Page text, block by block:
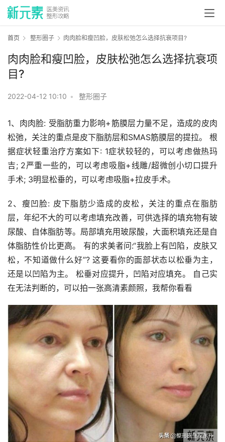
首页 整形圈子 肉肉脸和瘦凹脸，皮肤松弛怎么选择抗衰项目?
肉肉脸和瘦凹脸，皮肤松弛怎么选择抗衰项
目?
2022-04-12 10:10 • 整形圈子
1、肉肉脸: 受脂肪重力影响+筋膜层力量不足，造成的皮肉
松弛，关注的重点是皮下脂肪层和SMAS筋膜层的提拉。 根
据症状轻重治疗方案如下: 1症状较轻的，可以考虑做热玛
吉; 2严重一些的，可以考虑吸脂+线雕/超微创小切口提升
手术; 3明显松垂的，可以考虑吸脂+拉皮手术。
2、瘦凹脸: 皮下脂肪少造成的皮松，关注的重点在脂肪
层，年纪不大的可以考虑填充改善，可供选择的填充物有玻
尿酸、自体脂肪等。局部填充用玻尿酸，大面积填充还是自
体脂肪性价比更高。 有的求美者问:“我脸上有凹陷，皮肤又
松，不知道做什么好”? 这要看你的面部状态以松垂为主，
还是以凹陷为主。 松垂对应提升，凹陷对应填充。 自己实
在无法判断的，可以拍一张高清素颜照，我帮你看看